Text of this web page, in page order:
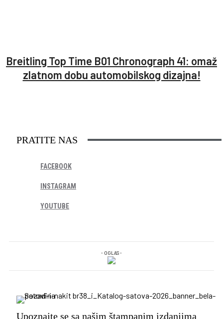
Breitling Top Time B01 Chronograph 41: omaž
zlatnom dobu automobilskog dizajna!
PRATITE NAS
FACEBOOK
INSTAGRAM
YOUTUBE
- OGLAS -
Upoznajte se sa našim štampanim izdanjima